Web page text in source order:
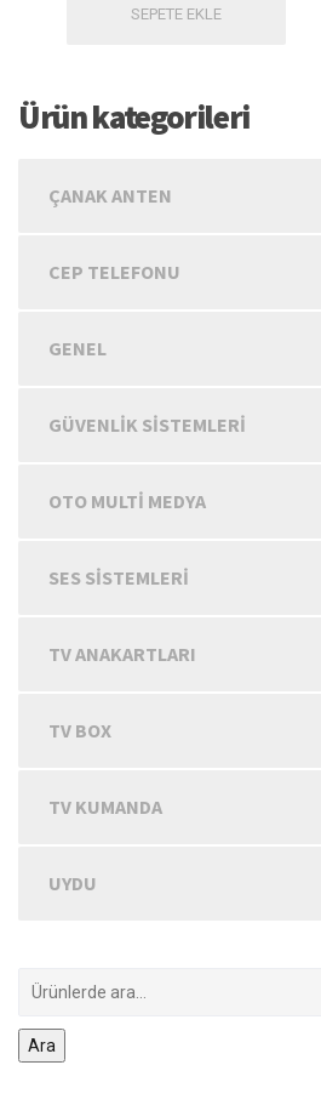
SEPETE EKLE
Ürün kategorileri
ÇANAK ANTEN
CEP TELEFONU
GENEL
GÜVENLIK SISTEMLERI
OTO MULTİ MEDYA
SES SISTEMLERI
TV ANAKARTLARI
TV BOX
TV KUMANDA
UYDU
Ara